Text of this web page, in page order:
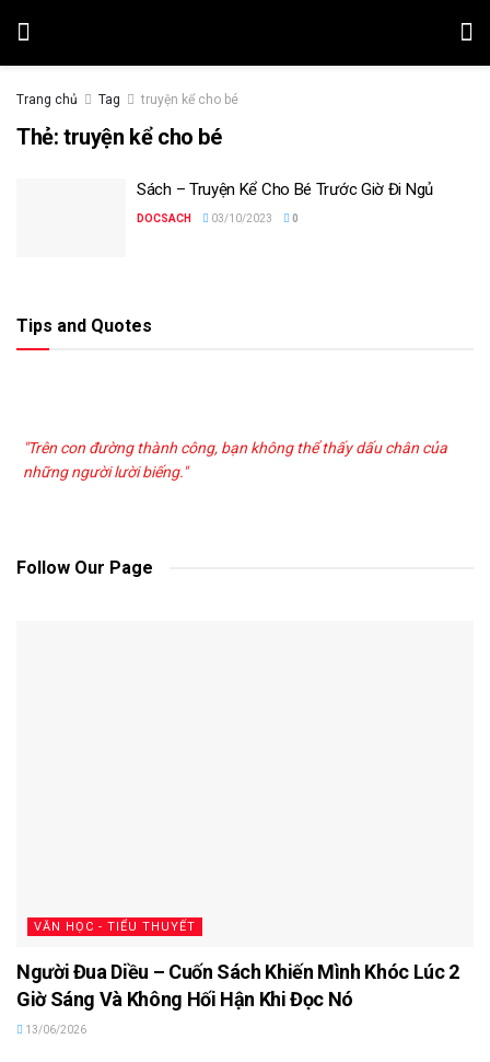
Trang chủ Tag truyện kể cho bé
Thẻ:truyện kể cho bé
Sách – Truyện Kể Cho Bé Trước Giờ Đi Ngủ
DOCSACH 03/10/2023 0
Tips and Quotes
"Trên con đường thành công, bạn không thể thấy dấu chân của
những người lười biếng."
Follow Our Page
VĂN HỌC - TIỂU THUYẾT
Người Đua Diều – Cuốn Sách Khiến Mình Khóc Lúc 2
Giờ Sáng Và Không Hối Hận Khi Đọc Nó
13/06/2026